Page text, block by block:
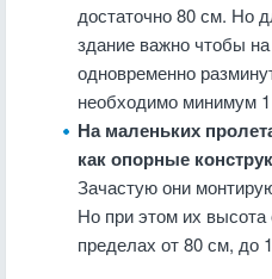
достаточно 80 см. Но
здание важно чтобы
одновременно
необходимо минимум
На маленьких
как опорные
Зачастую они
Но при этом их высота
пределах от 80 см, до